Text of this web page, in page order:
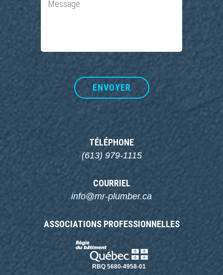
TÉLÉPHONE
(613) 979-1115
COURRIEL
info@mr-plumber.ca
ASSOCIATIONS PROFESSIONNELLES
RBQ 5680-4958-01